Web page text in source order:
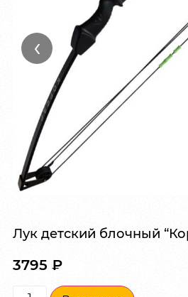
‹
Лук детский блочный
3795 ₽